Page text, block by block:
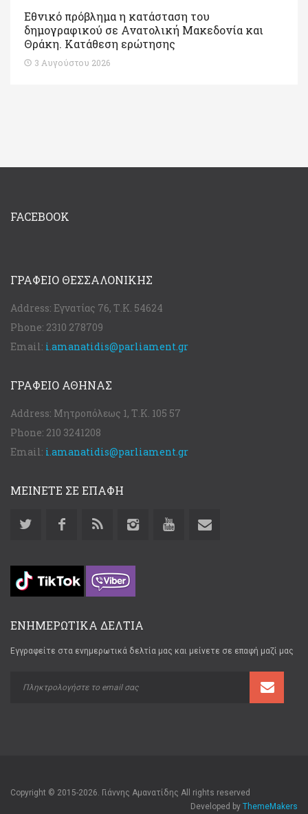
Εθνικό πρόβλημα η κατάσταση του
δημογραφικού σε Ανατολική Μακεδονία και
Θράκη. Κατάθεση ερώτησης
3 Αυγούστου 2026
FACEBOOK
ΓΡΑΦΕΊΟ ΘΕΣΣΑΛΟΝΊΚΗΣ
Address: Εγνατίας 76, Τ.Κ. 54624
Phone: 2310 278709
Email: i.amanatidis@parliament.gr
ΓΡΑΦΕΊΟ ΑΘΉΝΑΣ
Address: Μητροπόλεως 1, Τ.Κ. 105 57
Phone: 210 3241208
Email: i.amanatidis@parliament.gr
ΜΕΙΝΕΤΕ ΣΕ ΕΠΑΦΗ
ΕΝΗΜΕΡΩΤΙΚΑ ΔΕΛΤΙΑ
Εγγραφείτε στα ενημερωτικά δελτία μας και μείνετε σε επαφή μαζί μας
Copyright © 2015-2026. Γιάννης Αμανατίδης All rights reserved
Developed by ThemeMakers